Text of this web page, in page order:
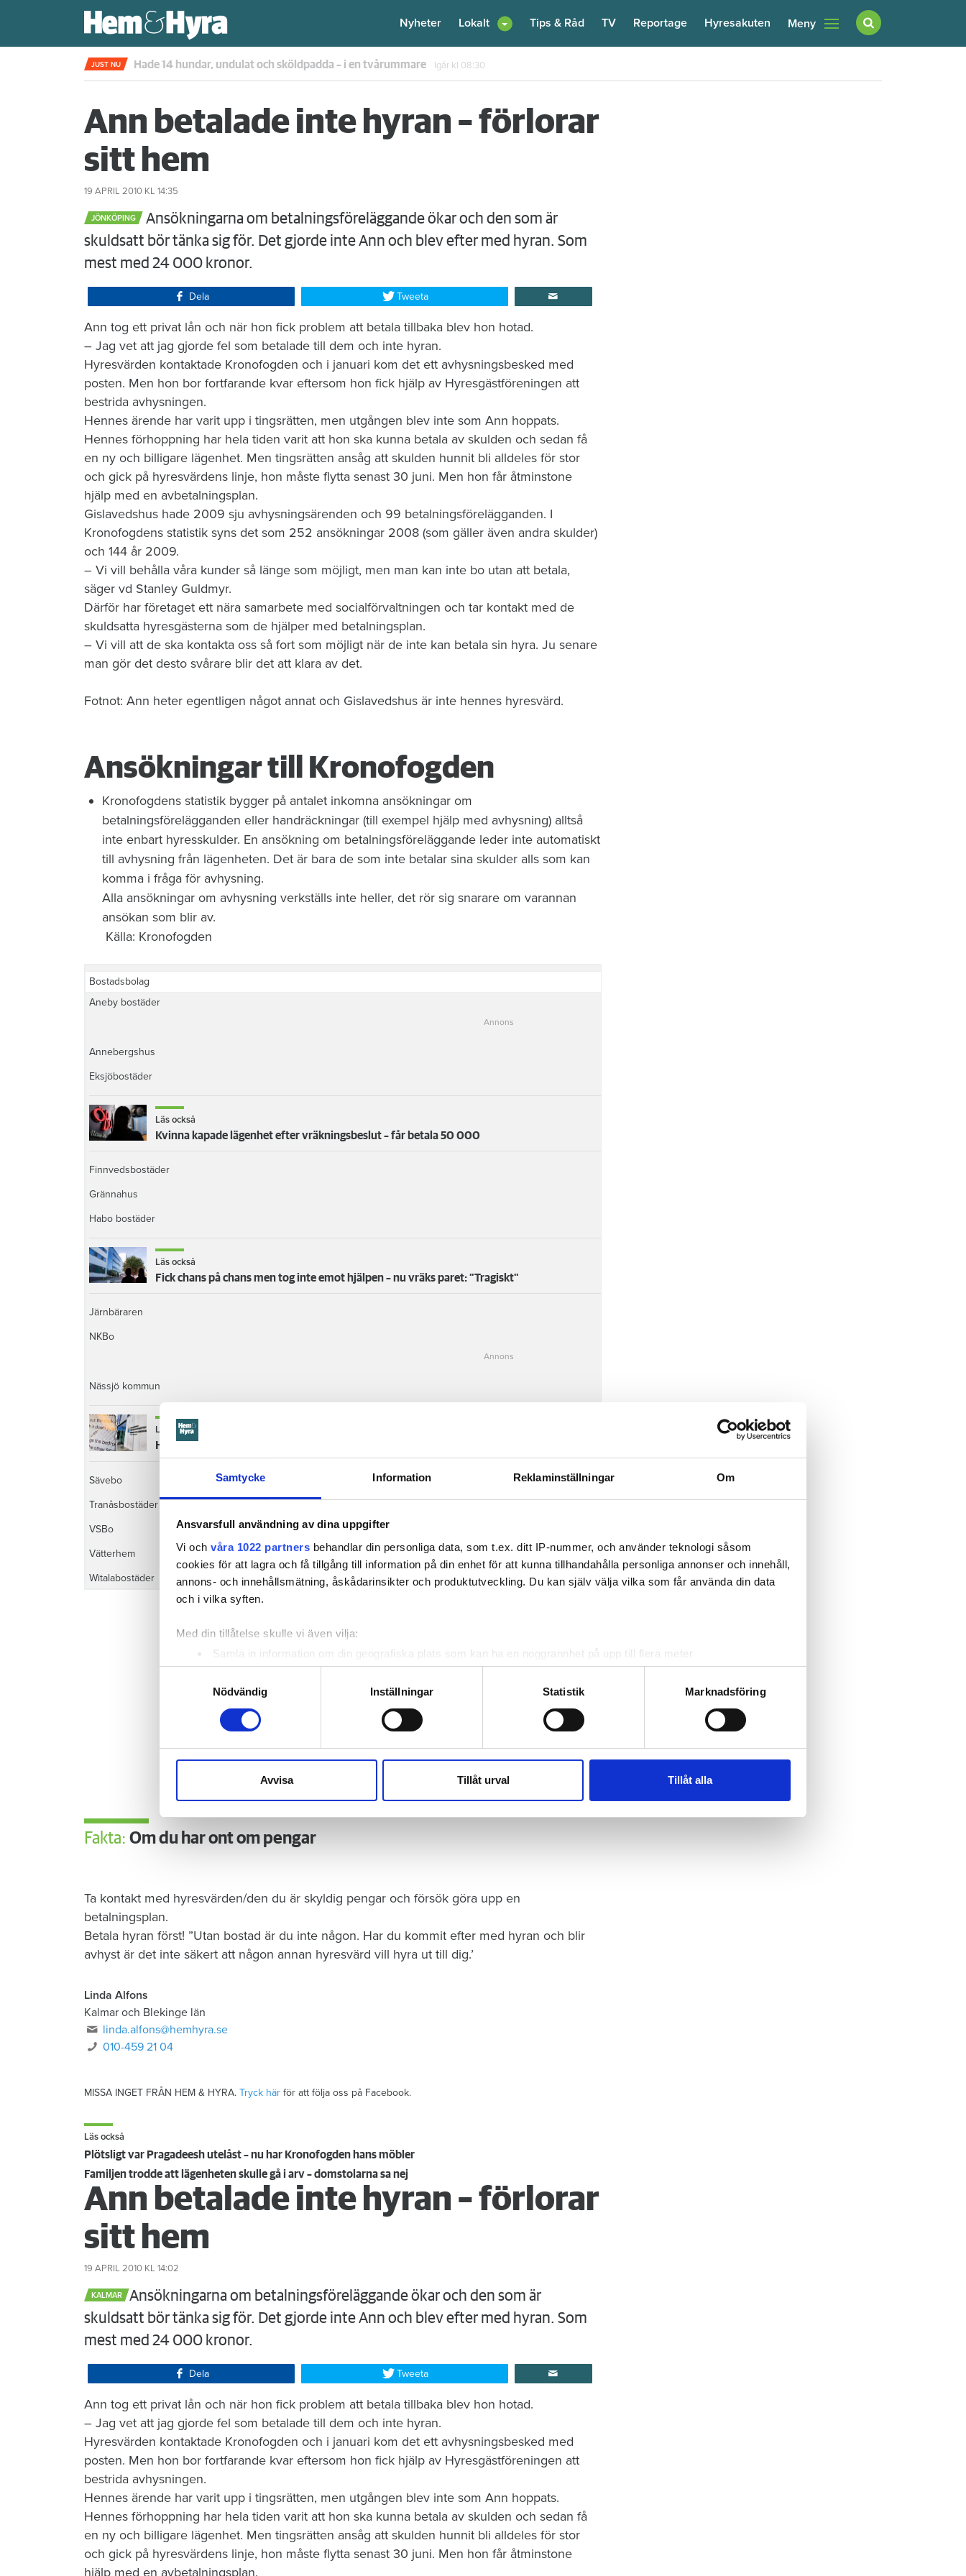
Samtycke Information Reklaminställningar Om
Ansvarsfull användning av dina uppgifter
Vi och våra 1022 partners behandlar din personliga data, som t.ex. ditt IP-nummer, och använder teknologi såsom
cookies för att lagra och få tillgång till information på din enhet för att kunna tillhandahålla personliga annonser och innehåll,
annons- och innehållsmätning, åskådarinsikter och produktutveckling. Du kan själv välja vilka som får använda din data
och i vilka syften.
Med din tillåtelse skulle vi även vilja:
Samla in information om din geografiska plats som kan ha en noggrannhet på upp till flera meter
Identifiera din enhet genom att aktivt skanna den för specifika kännetecken (fingeravtryck)
Ta reda på mer om hur dina personliga uppgifter behandlas och ställ in dina preferenser i
detaljsektionen. Du kan ändra
eller dra tillbaka ditt samtycke när som helst från cookie-förklaringen.
sociala medier och analysera vår trafik. Vi vidarebefordrar även sådana identifierare och annan information från din enhet
till de sociala medier och annons- och analysföretag som vi samarbetar med. Dessa kan i sin tur kombinera informationen
Nödvändig
Inställningar Statistik Marknadsföring
Avvisa Tillåt urval Tillåt alla
Nyheter Lokalt Tips & Råd TV Reportage Hyresakuten Meny
JUST NU Kompisdealen blev verklighet – 40 år senare: "Flera fina fördelar med att dela bostad"
Ann betalade inte hyran – förlorar
sitt hem
19 APRIL 2010 KL 14:35
JÖNKÖPING
Ansökningarna om betalningsföreläggande ökar och den som är
skuldsatt bör tänka sig för. Det gjorde inte Ann och blev efter med hyran. Som
mest med 24 000 kronor.
Dela Tweeta
Ann tog ett privat lån och när hon fick problem att betala tillbaka blev hon hotad.
– Jag vet att jag gjorde fel som betalade till dem och inte hyran.
Hyresvärden kontaktade Kronofogden och i januari kom det ett avhysningsbesked med
posten. Men hon bor fortfarande kvar eftersom hon fick hjälp av Hyresgästföreningen att
bestrida avhysningen.
Hennes ärende har varit upp i tingsrätten, men utgången blev inte som Ann hoppats.
Hennes förhoppning har hela tiden varit att hon ska kunna betala av skulden och sedan få
en ny och billigare lägenhet. Men tingsrätten ansåg att skulden hunnit bli alldeles för stor
och gick på hyresvärdens linje, hon måste flytta senast 30 juni. Men hon får åtminstone
hjälp med en avbetalningsplan.
Gislavedshus hade 2009 sju avhysningsärenden och 99 betalningsförelägganden. I
Kronofogdens statistik syns det som 252 ansökningar 2008 (som gäller även andra skulder)
och 144 år 2009.
– Vi vill behålla våra kunder så länge som möjligt, men man kan inte bo utan att betala,
säger vd Stanley Guldmyr.
Därför har företaget ett nära samarbete med socialförvaltningen och tar kontakt med de
skuldsatta hyresgästerna som de hjälper med betalningsplan.
– Vi vill att de ska kontakta oss så fort som möjligt när de inte kan betala sin hyra. Ju senare
man gör det desto svårare blir det att klara av det.
Fotnot: Ann heter egentligen något annat och Gislavedshus är inte hennes hyresvärd.
Ansökningar till Kronofogden
Kronofogdens statistik bygger på antalet inkomna ansökningar om
betalningsförelägganden eller handräckningar (till exempel hjälp med avhysning) alltså
inte enbart hyresskulder. En ansökning om betalningsföreläggande leder inte automatiskt
till avhysning från lägenheten. Det är bara de som inte betalar sina skulder alls som kan
komma i fråga för avhysning.
Alla ansökningar om avhysning verkställs inte heller, det rör sig snarare om varannan
ansökan som blir av.
Källa: Kronofogden
Bostadsbolag
Aneby bostäder
Annebergshus
Eksjöbostäder
Läs också
Kvinna kapade lägenhet efter vräkningsbeslut – får betala 50 000
Finnvedsbostäder
Grännahus
Habo bostäder
Läs också
Fick chans på chans men tog inte emot hjälpen – nu vräks paret: ”Tragiskt"
Järnbäraren
NKBo
Nässjö kommun
Läs också
Hotade att skära av grannens penis – nu kan han förlora lägenheten
Sävebo
Tranåsbostäder
VSBo
Vätterhem
Witalabostäder
Fakta: Om du har ont om pengar
Ta kontakt med hyresvärden/den du är skyldig pengar och försök göra upp en
betalningsplan.
Betala hyran först! ”Utan bostad är du inte någon. Har du kommit efter med hyran och blir
avhyst är det inte säkert att någon annan hyresvärd vill hyra ut till dig.’
Linda Alfons
Kalmar och Blekinge län
linda.alfons@hemhyra.se
010-459 21 04
MISSA INGET FRÅN HEM & HYRA. Tryck här för att följa oss på Facebook.
Läs också
Plötsligt var Pragadeesh utelåst – nu har Kronofogden hans möbler
Familjen trodde att lägenheten skulle gå i arv – domstolarna sa nej
Ann betalade inte hyran – förlorar
sitt hem
19 APRIL 2010 KL 14:02
KALMAR
​Ansökningarna om betalningsföreläggande ökar och den som är
skuldsatt bör tänka sig för. Det gjorde inte Ann och blev efter med hyran. Som
mest med 24 000 kronor.
Dela Tweeta
Ann tog ett privat lån och när hon fick problem att betala tillbaka blev hon hotad.
– Jag vet att jag gjorde fel som betalade till dem och inte hyran.
Hyresvärden kontaktade Kronofogden och i januari kom det ett avhysningsbesked med
posten. Men hon bor fortfarande kvar eftersom hon fick hjälp av Hyresgästföreningen att
bestrida avhysningen.
Hennes ärende har varit upp i tingsrätten, men utgången blev inte som Ann hoppats.
Hennes förhoppning har hela tiden varit att hon ska kunna betala av skulden och sedan få
en ny och billigare lägenhet. Men tingsrätten ansåg att skulden hunnit bli alldeles för stor
och gick på hyresvärdens linje, hon måste flytta senast 30 juni. Men hon får åtminstone
hjälp med en avbetalningsplan.